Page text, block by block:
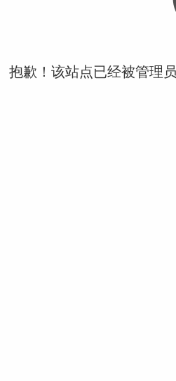
抱歉！该站点已经被管理